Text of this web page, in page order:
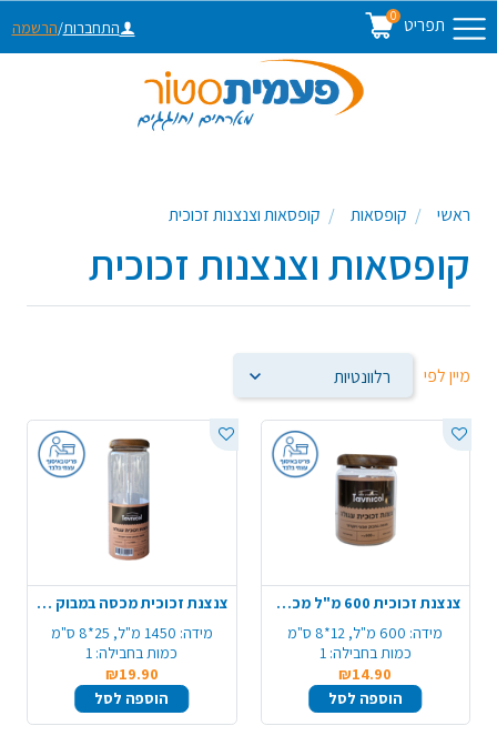
תפריט 0
התחברות/הרשמה
ראשי קופסאות קופסאות וצנצנות זכוכית
קופסאות וצנצנות זכוכית
מיין לפי
צנצנת זכוכית 600 מ"ל מכסה במבוק
מידה: 600 מ"ל, 12*8 ס"מ
כמות בחבילה: 1
₪14.90
הוספה לסל
צנצנת זכוכית מכסה במבוק 1450 מ"ל
מידה: 1450 מ"ל, 25*8 ס"מ
כמות בחבילה: 1
₪19.90
הוספה לסל